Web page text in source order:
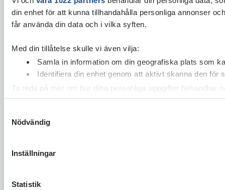
din enhet för att kunna tillhandahålla personliga annonser
får använda din data och i vilka syften.
Med din tillåtelse skulle vi även vilja:
Samla in information om din geografiska plats som
Identifiera din enhet genom att aktivt skanna den för
Ta reda på mer om hur dina personliga uppgifter behandlas
cookie-förklaringen.
Vi använder enhetsidentifierare för att anpassa innehållet
Nödvändig
Inställningar
Statistik